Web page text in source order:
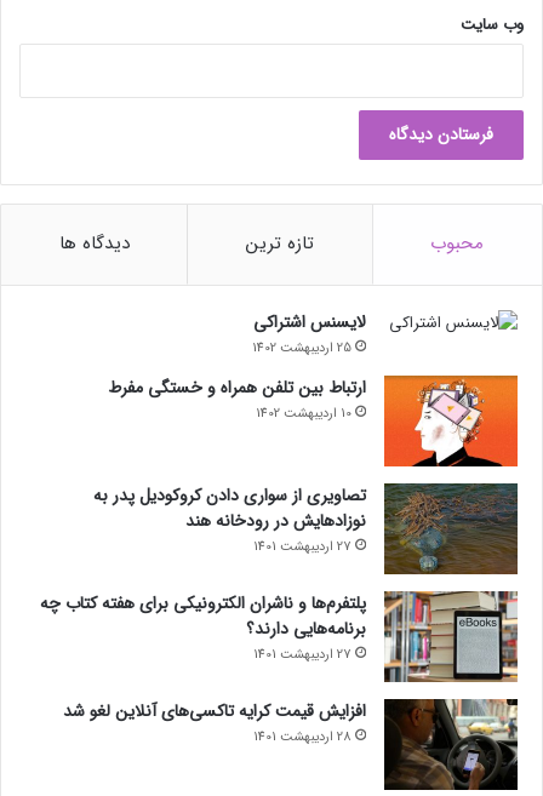
وب‌ سایت
محبوب تازه ترین دیدگاه ها
لایسنس اشتراکی
25 اردیبهشت 1402
ارتباط بین تلفن همراه و خستگی مفرط
10 اردیبهشت 1402
تصاویری از سواری دادن کروکودیل پدر به
نوزادهایش در رودخانه هند
27 اردیبهشت 1401
پلتفرم‌ها و ناشران الکترونیکی برای هفته کتاب چه
برنامه‌هایی دارند؟
27 اردیبهشت 1401
افزایش قیمت کرایه تاکسی‌های آنلاین لغو شد
28 اردیبهشت 1401